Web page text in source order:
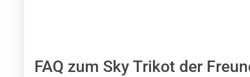
FAQ zum Sky Trikot der